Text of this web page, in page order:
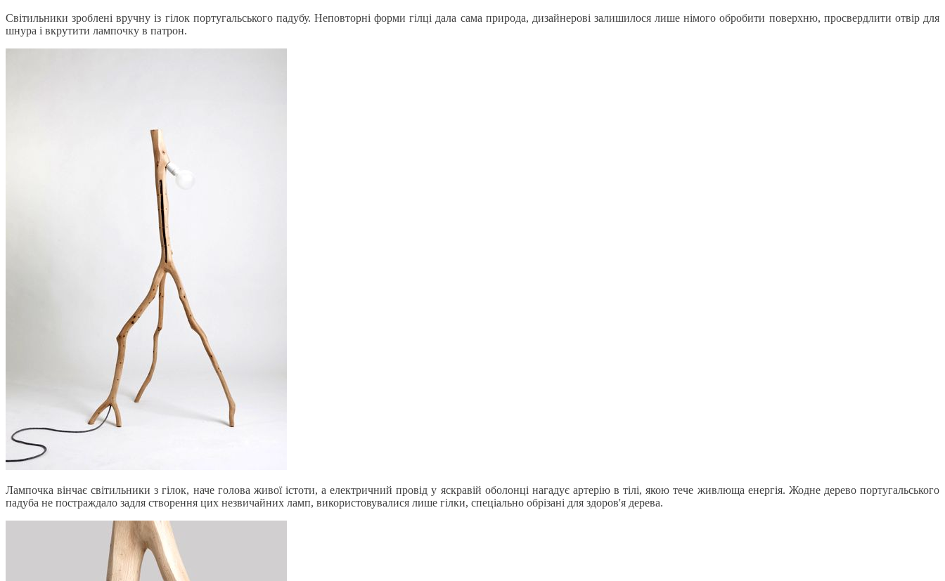
Світильники зроблені вручну із гілок португальського падубу. Неповторні форми гілці дала сама природа, дизайнерові залишилося лише німого обробити поверхню, просвердлити отвір для
шнура і вкрутити лампочку в патрон.
Лампочка вінчає світильники з гілок, наче голова живої істоти, а електричний провід у яскравій оболонці нагадує артерію в тілі, якою тече живлюща енергія. Жодне дерево португальського
падуба не постраждало задля створення цих незвичайних ламп, використовувалися лише гілки, спеціально обрізані для здоров'я дерева.